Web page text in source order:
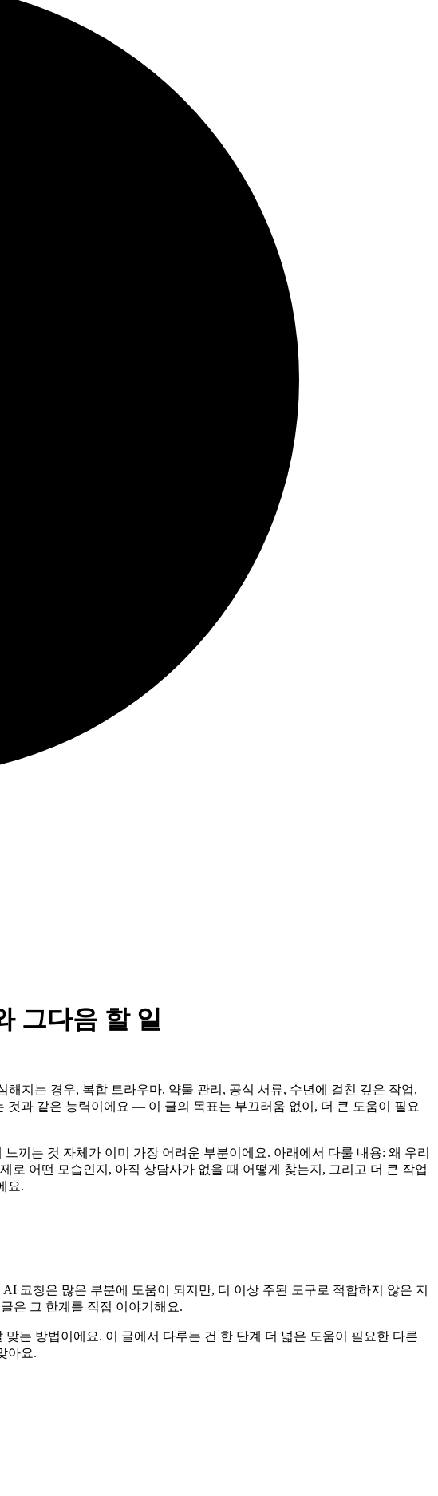
그다음 할 일
지는 경우, 복합 트라우마, 약물 관리, 공식 서류, 수년에 걸친 깊은 작업,
과 같은 능력이에요 — 이 글의 목표는 부끄러움 없이, 더 큰 도움이 필요
끼는 것 자체가 이미 가장 어려운 부분이에요. 아래에서 다룰 내용: 왜 우리
어떤 모습인지, 아직 상담사가 없을 때 어떻게 찾는지, 그리고 더 큰 작업
요.
코칭은 많은 부분에 도움이 되지만, 더 이상 주된 도구로 적합하지 않은 지
은 그 한계를 직접 이야기해요.
는 방법이에요. 이 글에서 다루는 건 한 단계 더 넓은 도움이 필요한 다른
아요.